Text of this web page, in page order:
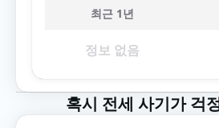
최근 1년
정보 없음
혹시 전세 사기가 걱